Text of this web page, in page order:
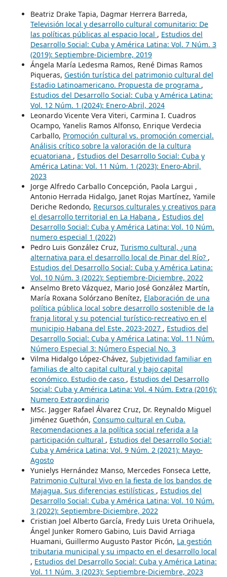
Beatriz Drake Tapia, Dagmar Herrera Barreda,
Televisión local y desarrollo cultural comunitario: De
las políticas públicas al espacio local , Estudios del
Desarrollo Social: Cuba y América Latina: Vol. 7 Núm. 3
(2019): Septiembre-Diciembre, 2019
Ángela María Ledesma Ramos, René Dimas Ramos
Piqueras, Gestión turística del patrimonio cultural del
Estadio Latinoamericano. Propuesta de programa ,
Estudios del Desarrollo Social: Cuba y América Latina:
Vol. 12 Núm. 1 (2024): Enero-Abril, 2024
Leonardo Vicente Vera Viteri, Carmina I. Cuadros
Ocampo, Yanelis Ramos Alfonso, Enrique Verdecia
Carballo, Promoción cultural vs. promoción comercial.
Análisis crítico sobre la valoración de la cultura
ecuatoriana , Estudios del Desarrollo Social: Cuba y
América Latina: Vol. 11 Núm. 1 (2023): Enero-Abril,
2023
Jorge Alfredo Carballo Concepción, Paola Largui ,
Antonio Herrada Hidalgo, Janet Rojas Martínez, Yamile
Deriche Redondo, Recursos culturales y creativos para
el desarrollo territorial en La Habana , Estudios del
Desarrollo Social: Cuba y América Latina: Vol. 10 Núm.
numero especial 1 (2022)
Pedro Luis González Cruz, Turismo cultural, ¿una
alternativa para el desarrollo local de Pinar del Río? ,
Estudios del Desarrollo Social: Cuba y América Latina:
Vol. 10 Núm. 3 (2022): Septiembre-Diciembre, 2022
Anselmo Breto Vázquez, Mario José González Martín,
María Roxana Solórzano Benítez, Elaboración de una
política pública local sobre desarrollo sostenible de la
franja litoral y su potencial turístico-recreativo en el
municipio Habana del Este, 2023-2027 , Estudios del
Desarrollo Social: Cuba y América Latina: Vol. 11 Núm.
Número Especial 3: Número Especial No. 3
Vilma Hidalgo López-Chávez, Subjetividad familiar en
familias de alto capital cultural y bajo capital
económico. Estudio de caso , Estudios del Desarrollo
Social: Cuba y América Latina: Vol. 4 Núm. Extra (2016):
Numero Extraordinario
MSc. Jagger Rafael Álvarez Cruz, Dr. Reynaldo Miguel
Jiménez Guethón, Consumo cultural en Cuba.
Recomendaciones a la política social referida a la
participación cultural , Estudios del Desarrollo Social:
Cuba y América Latina: Vol. 9 Núm. 2 (2021): Mayo-
Agosto
Yunielys Hernández Manso, Mercedes Fonseca Lette,
Patrimonio Cultural Vivo en la fiesta de los bandos de
Majagua. Sus diferencias estilísticas , Estudios del
Desarrollo Social: Cuba y América Latina: Vol. 10 Núm.
3 (2022): Septiembre-Diciembre, 2022
Cristian Joel Alberto García, Fredy Luis Ureta Orihuela,
Ángel Junker Romero Gabino, Luis David Arriaga
Huamani, Guillermo Augusto Pastor Picón, La gestión
tributaria municipal y su impacto en el desarrollo local
, Estudios del Desarrollo Social: Cuba y América Latina:
Vol. 11 Núm. 3 (2023): Septiembre-Diciembre, 2023